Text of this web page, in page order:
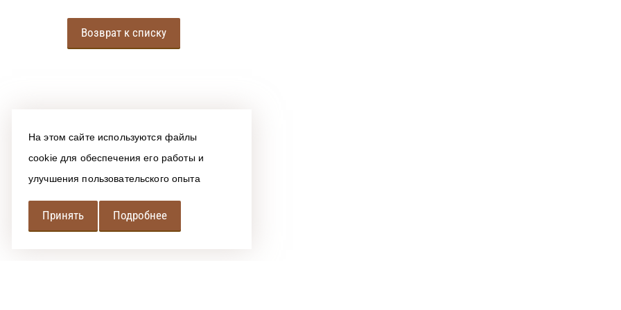
На этом сайте используются файлы
cookie для обеспечения его работы и
улучшения пользовательского опыта
Принять Подробнее
Возврат к списку